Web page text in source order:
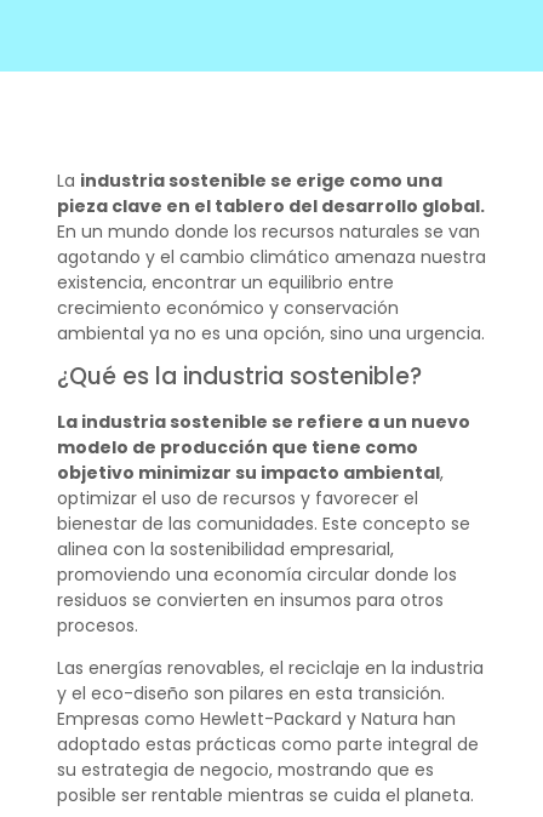
La industria sostenible se erige como una
pieza clave en el tablero del desarrollo global.
En un mundo donde los recursos naturales se van
agotando y el cambio climático amenaza nuestra
existencia, encontrar un equilibrio entre
crecimiento económico y conservación
ambiental ya no es una opción, sino una urgencia.
¿Qué es la industria sostenible?
La industria sostenible se refiere a un nuevo
modelo de producción que tiene como
objetivo minimizar su impacto ambiental,
optimizar el uso de recursos y favorecer el
bienestar de las comunidades. Este concepto se
alinea con la sostenibilidad empresarial,
promoviendo una economía circular donde los
residuos se convierten en insumos para otros
procesos.
Las energías renovables, el reciclaje en la industria
y el eco-diseño son pilares en esta transición.
Empresas como Hewlett-Packard y Natura han
adoptado estas prácticas como parte integral de
su estrategia de negocio, mostrando que es
posible ser rentable mientras se cuida el planeta.